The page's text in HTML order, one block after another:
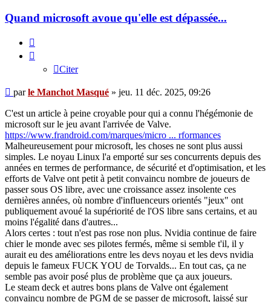
Quand microsoft avoue qu'elle est dépassée...
Citer
Message
parle Manchot Masqué » jeu. 11 déc. 2025, 09:26
C'est un article à peine croyable pour qui a connu l'hégémonie de
microsoft sur le jeu avant l'arrivée de Valve.
https://www.frandroid.com/marques/micro ... rformances
Malheureusement pour microsoft, les choses ne sont plus aussi
simples. Le noyau Linux l'a emporté sur ses concurrents depuis des
années en termes de performance, de sécurité et d'optimisation, et les
efforts de Valve ont petit à petit convaincu nombre de joueurs de
passer sous OS libre, avec une croissance assez insolente ces
dernières années, où nombre d'influenceurs orientés "jeux" ont
publiquement avoué la supériorité de l'OS libre sans certains, et au
moins l'égalité dans d'autres...
Alors certes : tout n'est pas rose non plus. Nvidia continue de faire
chier le monde avec ses pilotes fermés, même si semble t'il, il y
aurait eu des améliorations entre les devs noyau et les devs nvidia
depuis le fameux FUCK YOU de Torvalds... En tout cas, ça ne
semble pas avoir posé plus de problème que ça aux joueurs.
Le steam deck et autres bons plans de Valve ont également
convaincu nombre de PGM de se passer de microsoft, laissé sur